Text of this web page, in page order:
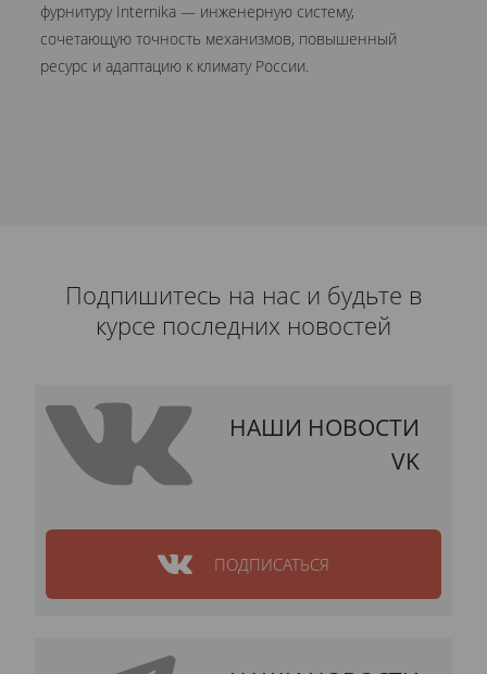
фурнитуру Internika — инженерную систему,
сочетающую точность механизмов, повышенный
ресурс и адаптацию к климату России.
Подпишитесь на нас и будьте в
курсе последних новостей
НАШИ НОВОСТИ
VK
ПОДПИСАТЬСЯ